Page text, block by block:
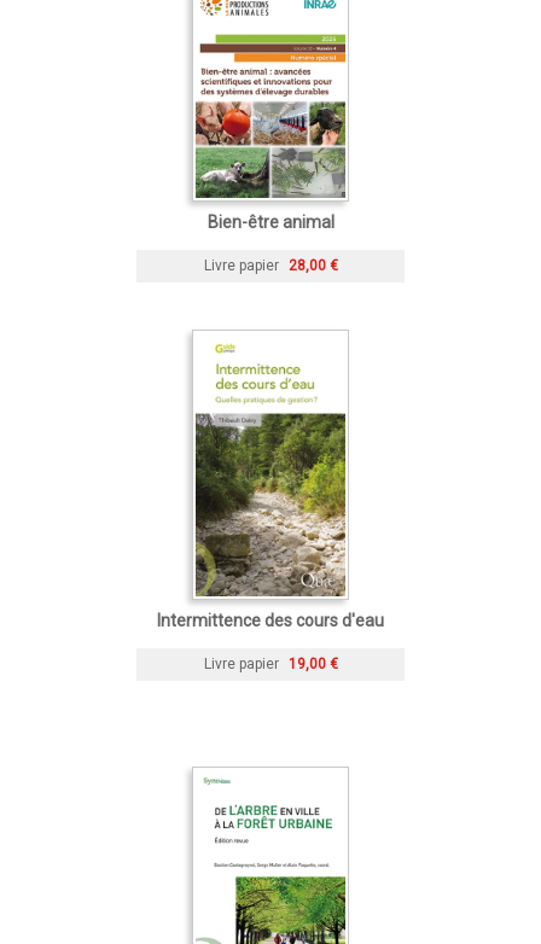
Bien-être animal
Livre papier 28,00 €
Intermittence des cours d'eau
Livre papier 19,00 €